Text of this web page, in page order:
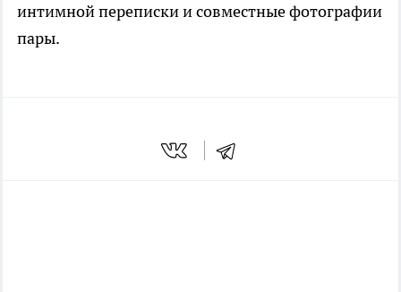
интимной переписки и совместные фотографии
пары.